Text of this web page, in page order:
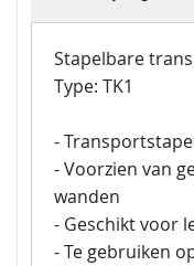
Stapelbare
Type: TK1
-
- Voorzien van
wanden
- Geschikt voor
- Te gebruiken